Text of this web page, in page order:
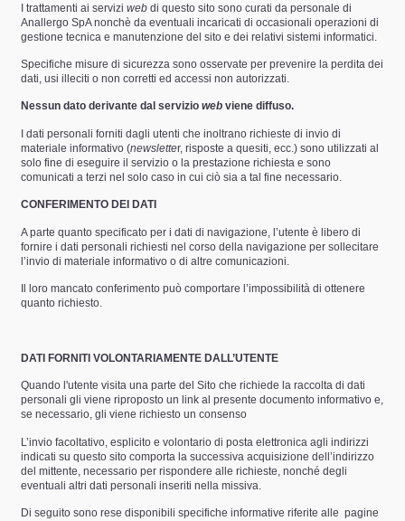
I trattamenti ai servizi web di questo sito sono curati da personale di
Anallergo SpA nonchè da eventuali incaricati di occasionali operazioni di
gestione tecnica e manutenzione del sito e dei relativi sistemi informatici.
Specifiche misure di sicurezza sono osservate per prevenire la perdita dei
dati, usi illeciti o non corretti ed accessi non autorizzati.
Nessun dato derivante dal servizio web viene diffuso.
I dati personali forniti dagli utenti che inoltrano richieste di invio di
materiale informativo (newsletter, risposte a quesiti, ecc.) sono utilizzati al
solo fine di eseguire il servizio o la prestazione richiesta e sono
comunicati a terzi nel solo caso in cui ciò sia a tal fine necessario.
CONFERIMENTO DEI DATI
A parte quanto specificato per i dati di navigazione, l’utente è libero di
fornire i dati personali richiesti nel corso della navigazione per sollecitare
l’invio di materiale informativo o di altre comunicazioni.
Il loro mancato conferimento può comportare l’impossibilità di ottenere
quanto richiesto.
DATI FORNITI VOLONTARIAMENTE DALL’UTENTE
Quando l'utente visita una parte del Sito che richiede la raccolta di dati
personali gli viene riproposto un link al presente documento informativo e,
se necessario, gli viene richiesto un consenso
L’invio facoltativo, esplicito e volontario di posta elettronica agli indirizzi
indicati su questo sito comporta la successiva acquisizione dell’indirizzo
del mittente, necessario per rispondere alle richieste, nonché degli
eventuali altri dati personali inseriti nella missiva.
Di seguito sono rese disponibili specifiche informative riferite alle pagine